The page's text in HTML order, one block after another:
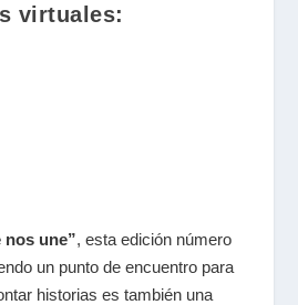
virtuales:
nos une”, esta edición número
un punto de encuentro para
historias es también una